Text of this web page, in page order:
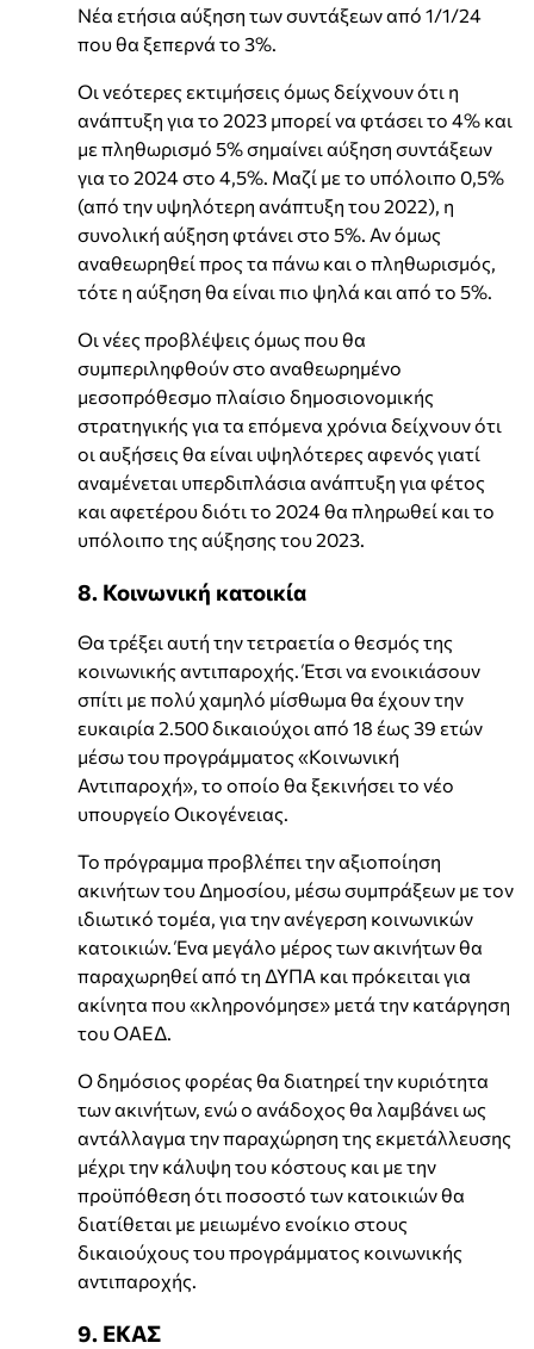
Νέα ετήσια αύξηση των συντάξεων από 1/1/24
που θα ξεπερνά το 3%.
Οι νεότερες εκτιμήσεις όμως δείχνουν ότι η
ανάπτυξη για το 2023 μπορεί να φτάσει το 4% και
με πληθωρισμό 5% σημαίνει αύξηση συντάξεων
για το 2024 στο 4,5%. Μαζί με το υπόλοιπο 0,5%
(από την υψηλότερη ανάπτυξη του 2022), η
συνολική αύξηση φτάνει στο 5%. Αν όμως
αναθεωρηθεί προς τα πάνω και ο πληθωρισμός,
τότε η αύξηση θα είναι πιο ψηλά και από το 5%.
Οι νέες προβλέψεις όμως που θα
συμπεριληφθούν στο αναθεωρημένο
μεσοπρόθεσμο πλαίσιο δημοσιονομικής
στρατηγικής για τα επόμενα χρόνια δείχνουν ότι
οι αυξήσεις θα είναι υψηλότερες αφενός γιατί
αναμένεται υπερδιπλάσια ανάπτυξη για φέτος
και αφετέρου διότι το 2024 θα πληρωθεί και το
υπόλοιπο της αύξησης του 2023.
8. Κοινωνική κατοικία
Θα τρέξει αυτή την τετραετία ο θεσμός της
κοινωνικής αντιπαροχής. Έτσι να ενοικιάσουν
σπίτι με πολύ χαμηλό μίσθωμα θα έχουν την
ευκαιρία 2.500 δικαιούχοι από 18 έως 39 ετών
μέσω του προγράμματος «Κοινωνική
Αντιπαροχή», το οποίο θα ξεκινήσει το νέο
υπουργείο Οικογένειας.
Το πρόγραμμα προβλέπει την αξιοποίηση
ακινήτων του Δημοσίου, μέσω συμπράξεων με τον
ιδιωτικό τομέα, για την ανέγερση κοινωνικών
κατοικιών. Ένα μεγάλο μέρος των ακινήτων θα
παραχωρηθεί από τη ΔΥΠΑ και πρόκειται για
ακίνητα που «κληρονόμησε» μετά την κατάργηση
του ΟΑΕΔ.
Ο δημόσιος φορέας θα διατηρεί την κυριότητα
των ακινήτων, ενώ ο ανάδοχος θα λαμβάνει ως
αντάλλαγμα την παραχώρηση της εκμετάλλευσης
μέχρι την κάλυψη του κόστους και με την
προϋπόθεση ότι ποσοστό των κατοικιών θα
διατίθεται με μειωμένο ενοίκιο στους
δικαιούχους του προγράμματος κοινωνικής
αντιπαροχής.
9. ΕΚΑΣ